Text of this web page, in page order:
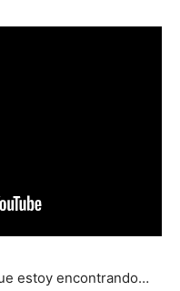
estoy encontrando…